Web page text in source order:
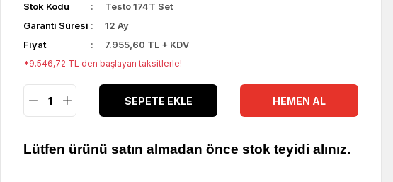
Stok Kodu
Testo 174T Set
Garanti Süresi
12 Ay
Fiyat
7.955,60 TL + KDV
*9.546,72 TL den başlayan taksitlerle!
SEPETE EKLE HEMEN AL
Lütfen ürünü satın almadan önce stok teyidi alınız.